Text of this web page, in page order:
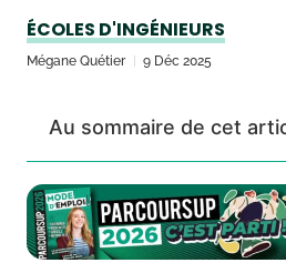
ÉCOLES D'INGÉNIEURS
Mégane Quétier 9 Déc 2025
Au sommaire de cet